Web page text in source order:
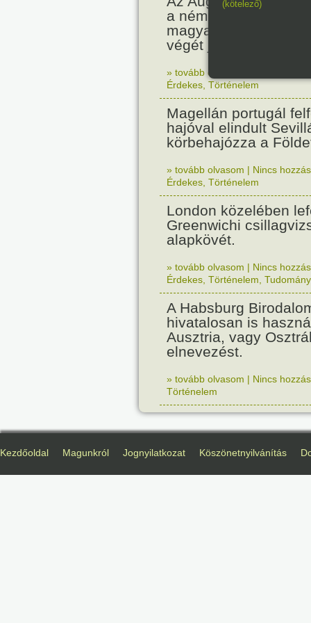
a német hadsereg
magyarokat, ami a
végét jelentette.
» tovább olvasom
Érdekes Történelem
Magellán portugál
hajóval elindult
körbehajózza a
» tovább olvasom | Nincs
Érdekes Történelem
London közelében
Greenwichi
alapkövét.
» tovább olvasom | Nincs
Érdekes Történelem Tudomány
A Habsburg
hivatalosan is
Ausztria, vagy
elnevezést.
» tovább olvasom | Nincs
Történelem
(kötelező)
Kezdőoldal Magunkról Jognyilatkozat Köszönetnyilvánítás